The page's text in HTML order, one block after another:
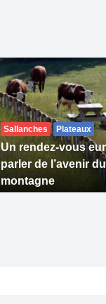
Sallanches Plateaux
Un rendez-vous
parler de l’avenir
montagne